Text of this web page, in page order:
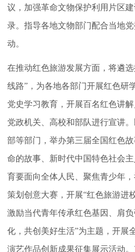
议，加强革命文物保护利用片区
录。指导各地文物部门配合当地
动。
在推动红色旅游发展方面，将遴
线路”，为各地各部门开展红色研
党史学习教育，开展百名红色讲
党政机关、高校和部队进行宣讲
部等部门，举办第三届全国红色
命的故事、新时代中国特色社会
育要面向全体人民、聚焦青少年
策划创意大赛，开展“红色旅游进
激励当代青年传承红色基因、肩
化，共创美好生活”为主题，开展
演艺作品创新成果征集展示活动